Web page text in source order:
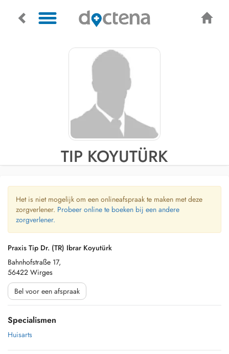
TIP KOYUTÜRK
Het is niet mogelijk om een onlineafspraak te maken met deze
zorgverlener. Probeer online te boeken bij een andere
zorgverlener.
Praxis Tip Dr. (TR) Ibrar Koyutürk
Bahnhofstraße 17,
56422 Wirges
Bel voor een afspraak
Specialismen
Huisarts